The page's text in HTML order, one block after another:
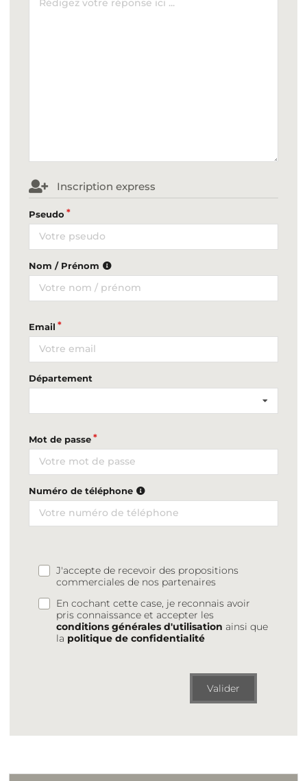
Inscription express
Pseudo
Nom / Prénom
Email
Département
Mot de passe
Numéro de téléphone
J'accepte de recevoir des propositions
commerciales de nos partenaires
En cochant cette case, je reconnais avoir
pris connaissance et accepter les
conditions générales d'utilisation ainsi que
la politique de confidentialité
Valider